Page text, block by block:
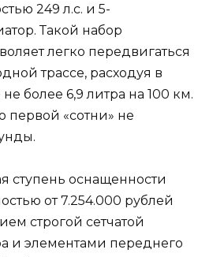
249 л.с. и 5-
Такой набор
легко передвигаться
трассе, расходуя в
более 6,9 литра на 100 км.
первой «сотни» не
ступень оснащенности
от 7.254.000 рублей
строгой сетчатой
и элементами переднего